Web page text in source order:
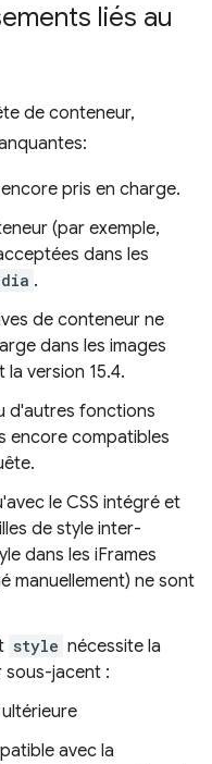
liés au
de conteneur,
pris en charge.
(par exemple,
dans les
.
de conteneur ne
dans les images
version 15.4.
d'autres fonctions
encore compatibles
le CSS intégré et
de style inter-
dans les iFrames
manuellement) ne sont
style nécessite la
sous-jacent :
avec la